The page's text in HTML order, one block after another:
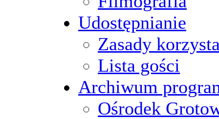
Udostępnianie
Zasady
Lista gości
Archiwum
Ośrodek